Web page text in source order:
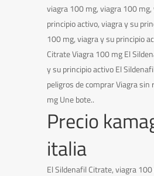
viagra 100 mg, viagra 100 mg,
principio activo, viagra y su
100 mg, viagra y su principio
Citrate Viagra 100 mg El
y su principio activo El
peligros de comprar Viagra sin
mg Une bote..
Precio
italia
El Sildenafil Citrate, viagra